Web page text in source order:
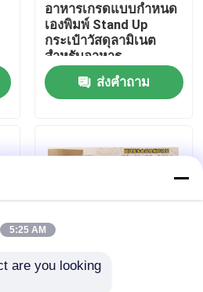
อาหารเกรดแบบกำหนด
เองพิมพ์ Stand Up
กระเป๋าวัสดุลามิเนต
สำหรับอาหาร
ส่งคำถาม
5:25 AM
are you looking